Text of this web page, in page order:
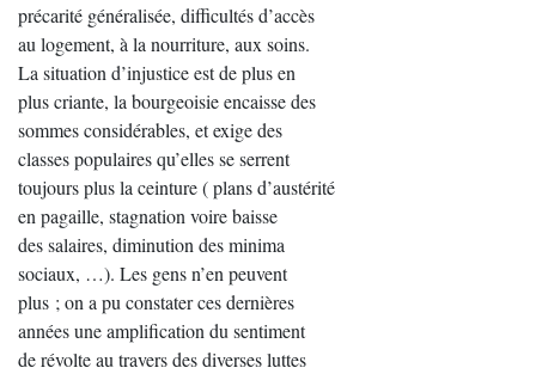
précarité généralisée, difficultés d’accès
au logement, à la nourriture, aux soins.
La situation d’injustice est de plus en
plus criante, la bourgeoisie encaisse des
sommes considérables, et exige des
classes populaires qu’elles se serrent
toujours plus la ceinture ( plans d’austérité
en pagaille, stagnation voire baisse
des salaires, diminution des minima
sociaux, …). Les gens n’en peuvent
plus ; on a pu constater ces dernières
années une amplification du sentiment
de révolte au travers des diverses luttes